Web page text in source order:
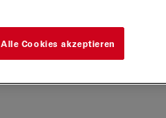
Alle Cookies akzeptieren